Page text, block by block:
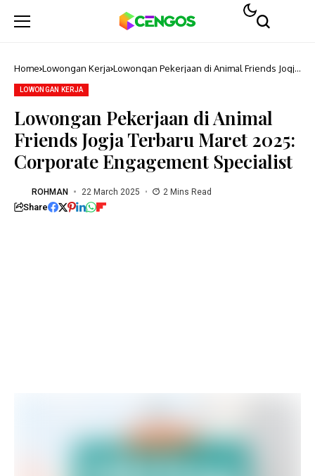
Home Lowongan Kerja Lowongan Pekerjaan di Animal Friends Jogja
LOWONGAN KERJA
Lowongan Pekerjaan di Animal
Friends Jogja Terbaru Maret 2025:
Corporate Engagement Specialist
ROHMAN 22 March 2025 2 Mins Read
Share